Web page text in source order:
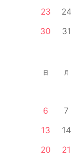
23
24
30
31
日 月
6
7
13
14
20
21